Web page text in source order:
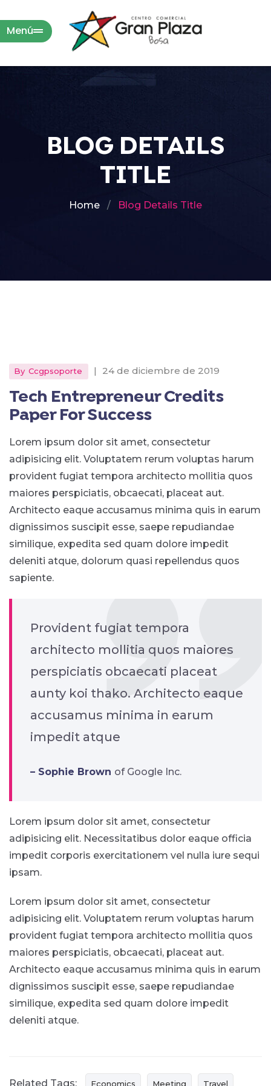
Menú
BLOG DETAILS
TITLE
Home Blog Details Title
By Ccgpsoporte | 24 de diciembre de 2019
Tech Entrepreneur Credits
Paper For Success
Lorem ipsum dolor sit amet, consectetur
adipisicing elit. Voluptatem rerum voluptas harum
provident fugiat tempora architecto mollitia quos
maiores perspiciatis, obcaecati, placeat aut.
Architecto eaque accusamus minima quis in earum
dignissimos suscipit esse, saepe repudiandae
similique, expedita sed quam dolore impedit
deleniti atque, dolorum quasi repellendus quos
sapiente.
Provident fugiat tempora
architecto mollitia quos maiores
perspiciatis obcaecati placeat
aunty koi thako. Architecto eaque
accusamus minima in earum
impedit atque
– Sophie Brown of Google Inc.
Lorem ipsum dolor sit amet, consectetur
adipisicing elit. Necessitatibus dolor eaque officia
impedit corporis exercitationem vel nulla iure sequi
ipsam.
Lorem ipsum dolor sit amet, consectetur
adipisicing elit. Voluptatem rerum voluptas harum
provident fugiat tempora architecto mollitia quos
maiores perspiciatis, obcaecati, placeat aut.
Architecto eaque accusamus minima quis in earum
dignissimos suscipit esse, saepe repudiandae
similique, expedita sed quam dolore impedit
deleniti atque.
Related Tags: Economics Meeting Travel